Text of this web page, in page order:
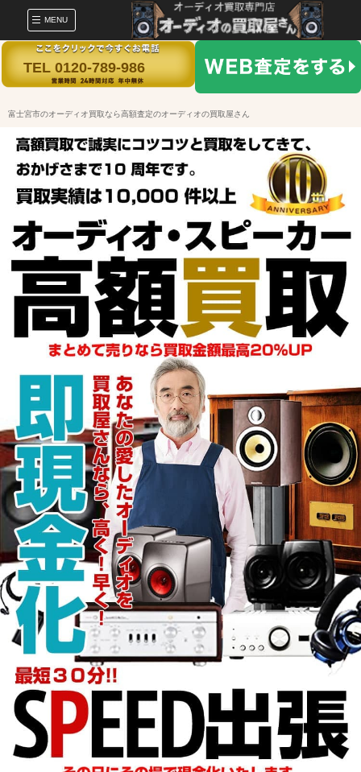
MENU
TEL 0120-789-986
富士宮市のオーディオ買取なら高額査定のオーディオの買取屋さん